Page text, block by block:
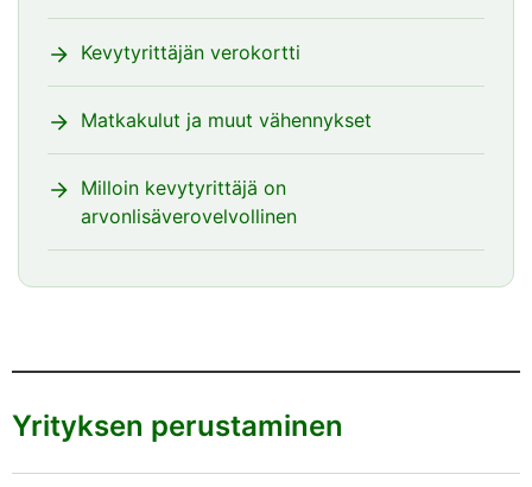
Kevytyrittäjän verokortti
Matkakulut ja muut vähennykset
Milloin kevytyrittäjä on
arvonlisäverovelvollinen
Yrityksen perustaminen